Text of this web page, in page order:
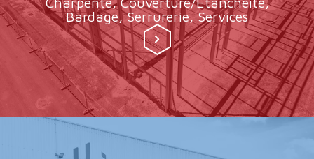
Bardage, Serrurerie, Services